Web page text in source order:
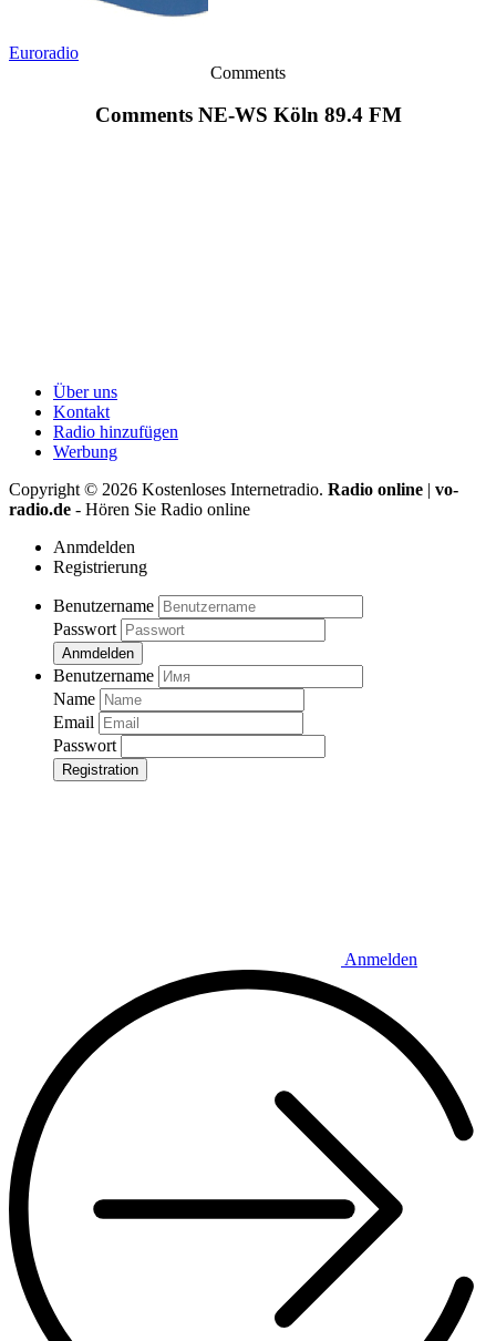
Euroradio
Comments
Comments NE-WS Köln 89.4 FM
Über uns
Kontakt
Radio hinzufügen
Werbung
Copyright © 2026 Kostenloses Internetradio. Radio online | vo-
radio.de - Hören Sie Radio online
Anmdelden
Registrierung
Benutzername
Passwort
Anmdelden
Benutzername
Name
Email
Passwort
Registration
Anmelden